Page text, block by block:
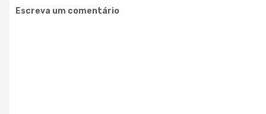
Escreva um comentário